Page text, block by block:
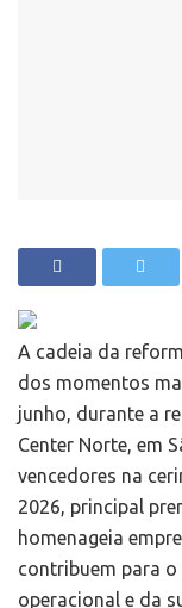
A cadeia da
dos momentos
junho, durante a
Center Norte, em
vencedores na
2026, principal
homenageia
contribuem para
operacional e da